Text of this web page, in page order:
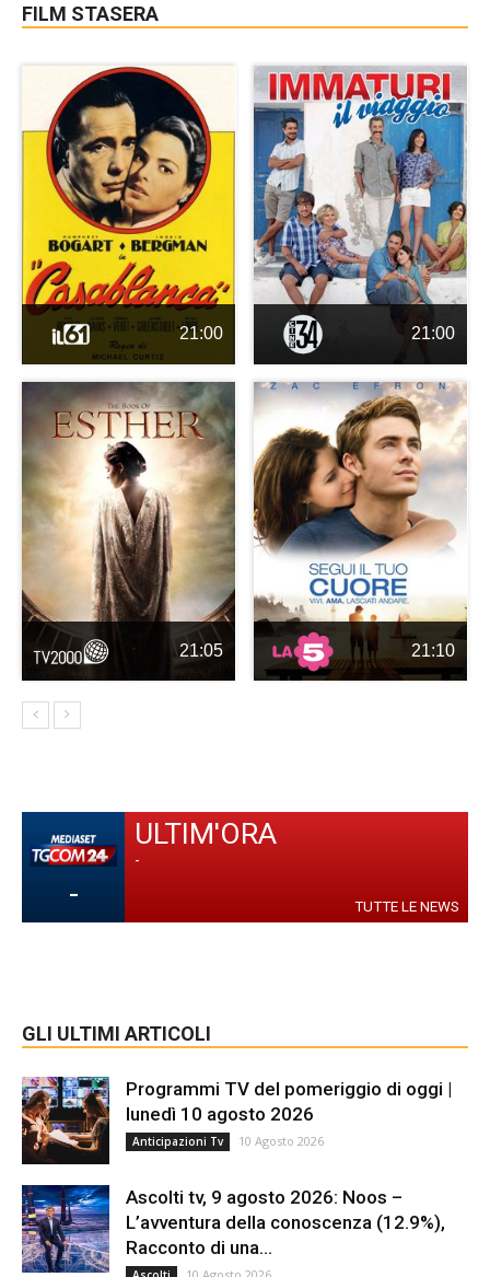
FILM STASERA
21:00 21:00
21:05 21:10
-
ULTIM'ORA
-
TUTTE LE NEWS
GLI ULTIMI ARTICOLI
Programmi TV del pomeriggio di oggi |
lunedì 10 agosto 2026
Anticipazioni Tv 10 Agosto 2026
Ascolti tv, 9 agosto 2026: Noos –
L’avventura della conoscenza (12.9%),
Racconto di una...